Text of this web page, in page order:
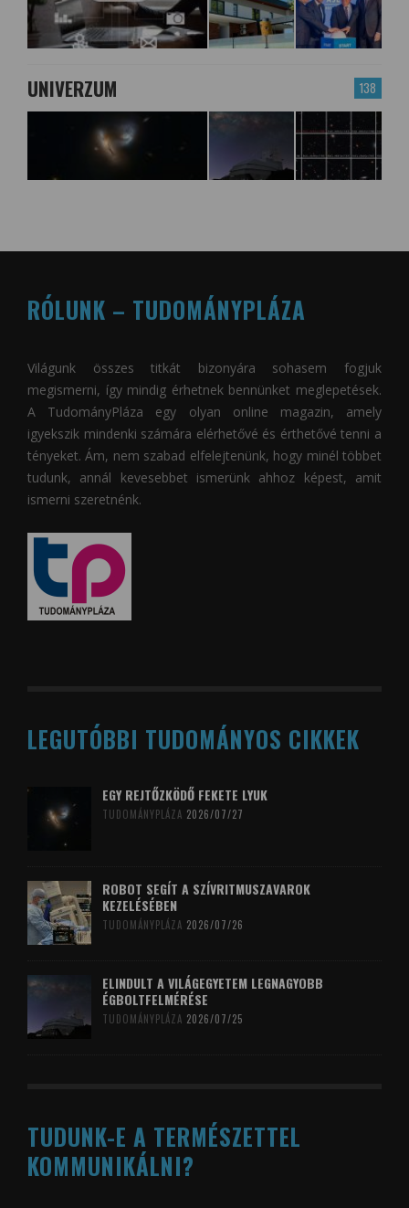
138
UNIVERZUM
RÓLUNK – TUDOMÁNYPLÁZA
Világunk összes titkát bizonyára sohasem fogjuk
megismerni, így mindig érhetnek bennünket meglepetések.
A TudományPláza egy olyan online magazin, amely
igyekszik mindenki számára elérhetővé és érthetővé tenni a
tényeket. Ám, nem szabad elfelejtenünk, hogy minél többet
tudunk, annál kevesebbet ismerünk ahhoz képest, amit
ismerni szeretnénk.
LEGUTÓBBI TUDOMÁNYOS CIKKEK
EGY REJTŐZKÖDŐ FEKETE LYUK
TUDOMÁNYPLÁZA 2026/07/27
ROBOT SEGÍT A SZÍVRITMUSZAVAROK
KEZELÉSÉBEN
TUDOMÁNYPLÁZA 2026/07/26
ELINDULT A VILÁGEGYETEM LEGNAGYOBB
ÉGBOLTFELMÉRÉSE
TUDOMÁNYPLÁZA 2026/07/25
TUDUNK-E A TERMÉSZETTEL
KOMMUNIKÁLNI?